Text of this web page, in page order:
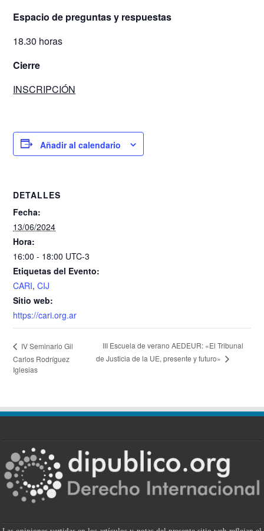
Espacio de preguntas y respuestas
18.30 horas
Cierre
INSCRIPCIÓN
Añadir al calendario
DETALLES
Fecha:
13/06/2024
Hora:
16:00 - 18:00 UTC-3
Etiquetas del Evento:
CARI,CIJ
Sitio web:
https://cari.org.ar
IV Seminario Gil
Carlos Rodríguez
Iglesias
III Escuela de verano AEDEUR: «El Tribunal
de Justicia de la UE, presente y futuro»